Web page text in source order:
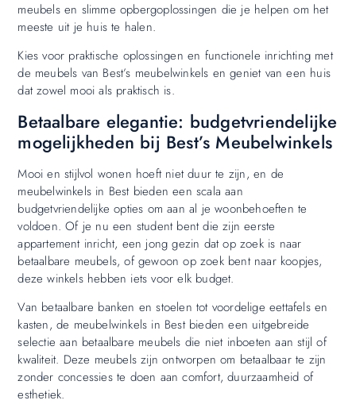
meubels en slimme opbergoplossingen die je helpen om het
meeste uit je huis te halen.
Kies voor praktische oplossingen en functionele inrichting met
de meubels van Best’s meubelwinkels en geniet van een huis
dat zowel mooi als praktisch is.
Betaalbare elegantie: budgetvriendelijke
mogelijkheden bij Best’s Meubelwinkels
Mooi en stijlvol wonen hoeft niet duur te zijn, en de
meubelwinkels in Best bieden een scala aan
budgetvriendelijke opties om aan al je woonbehoeften te
voldoen. Of je nu een student bent die zijn eerste
appartement inricht, een jong gezin dat op zoek is naar
betaalbare meubels, of gewoon op zoek bent naar koopjes,
deze winkels hebben iets voor elk budget.
Van betaalbare banken en stoelen tot voordelige eettafels en
kasten, de meubelwinkels in Best bieden een uitgebreide
selectie aan betaalbare meubels die niet inboeten aan stijl of
kwaliteit. Deze meubels zijn ontworpen om betaalbaar te zijn
zonder concessies te doen aan comfort, duurzaamheid of
esthetiek.